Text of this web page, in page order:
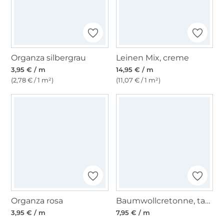
Organza silbergrau
3,95 € / m
(2,78 € / 1 m²)
Leinen Mix, creme
14,95 € / m
(11,07 € / 1 m²)
Organza rosa
3,95 € / m
Baumwollcretonne, tannengrün
7,95 € / m